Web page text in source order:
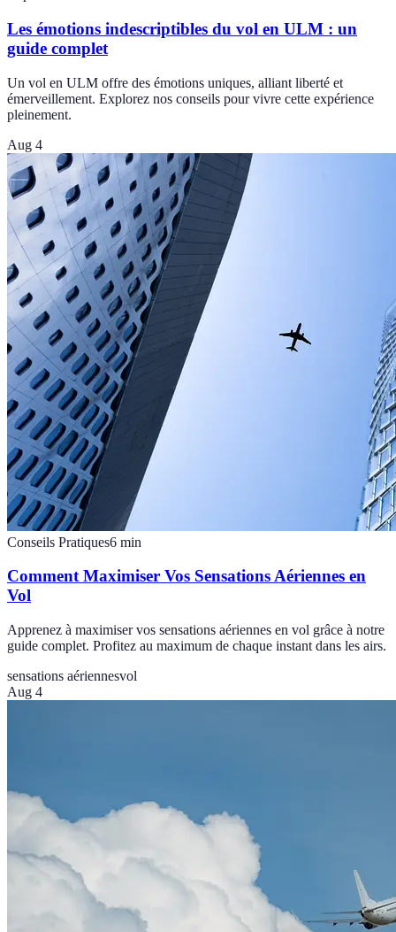
Les émotions indescriptibles du vol en ULM : un
guide complet
Un vol en ULM offre des émotions uniques, alliant liberté et
émerveillement. Explorez nos conseils pour vivre cette expérience
pleinement.
Aug 4
Conseils Pratiques6 min
Comment Maximiser Vos Sensations Aériennes en
Vol
Apprenez à maximiser vos sensations aériennes en vol grâce à notre
guide complet. Profitez au maximum de chaque instant dans les airs.
sensations aériennesvol
Aug 4